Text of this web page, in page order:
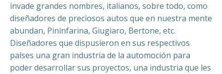
invade grandes nombres, italianos, sobre todo, como
diseñadores de preciosos autos que en nuestra mente
abundan, Pininfarina, Giugiaro, Bertone, etc.
Diseñadores que dispusieron en sus respectivos
países una gran industria de la automoción para
poder desarrollar sus proyectos, una industria que les